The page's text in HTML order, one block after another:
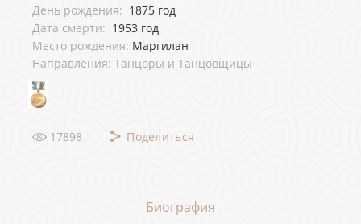
День рождения: 1875 год
Дата смерти: 1953 год
Место рождения: Маргилан
Направления: Танцоры и Танцовщицы
17898 Поделиться
Биография